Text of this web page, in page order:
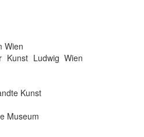
Wien
Kunst Ludwig Wien
Kunst
Museum